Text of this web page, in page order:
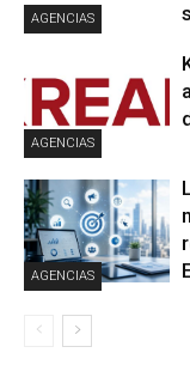
AGENCIAS
AGENCIAS
AGENCIAS